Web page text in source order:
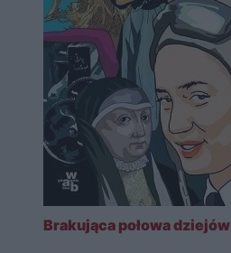
Brakująca połowa dziejów